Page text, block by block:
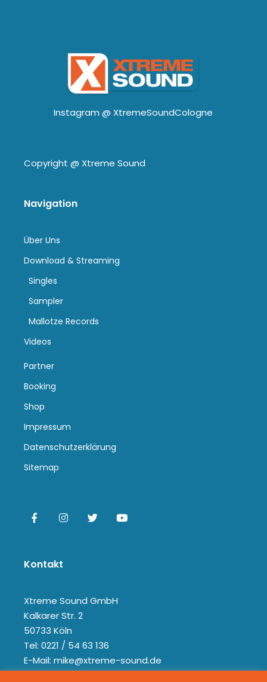
Instagram @ XtremeSoundCologne
Copyright @ Xtreme Sound
Navigation
Über Uns
Download & Streaming
Singles
Sampler
Mallotze Records
Videos
Partner
Booking
Shop
Impressum
Datenschutzerklärung
Sitemap
Kontakt
Xtreme Sound GmbH
Kalkarer Str. 2
50733 Köln
Tel: 0221 / 54 63 136
E-Mail: mike@xtreme-sound.de